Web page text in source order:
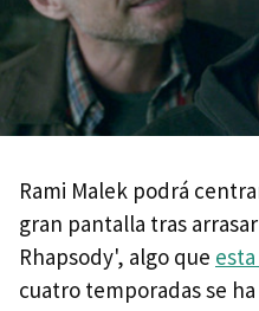
Rami Malek podrá
gran pantalla tras
Rhapsody', algo que
cuatro temporadas se